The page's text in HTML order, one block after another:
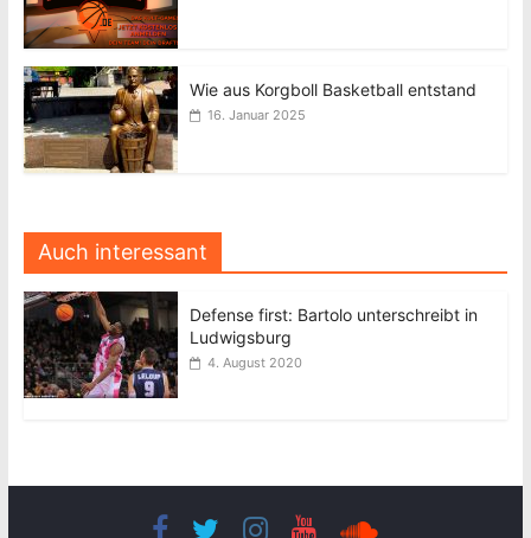
Wie aus Korgboll Basketball entstand
16. Januar 2025
Auch interessant
Defense first: Bartolo unterschreibt in
Ludwigsburg
4. August 2020